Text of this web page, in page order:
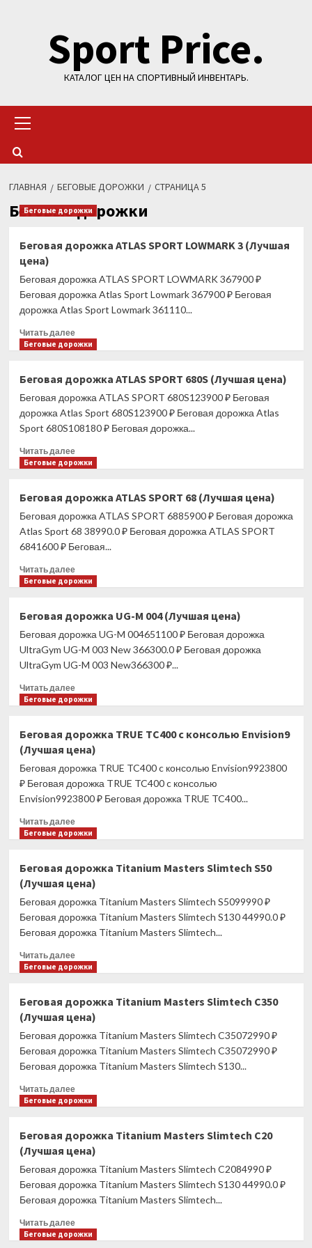
содержимомуSport Price.
КАТАЛОГ ЦЕН НА СПОРТИВНЫЙ ИНВЕНТАРЬ.
меню
ГЛАВНАЯ БЕГОВЫЕ ДОРОЖКИ СТРАНИЦА 5
Беговые дорожки
Беговые дорожки
Беговая дорожка ATLAS SPORT LOWMARK 3 (Лучшая
цена)
Беговая дорожка ATLAS SPORT LOWMARK 367900 ₽
Беговая дорожка Atlas Sport Lowmark 367900 ₽ Беговая
дорожка Atlas Sport Lowmark 361110...
Читать далееПрочитать
больше
дорожка
ATLAS
SPORT
LOWMARK
(Лучшая
цена)
Беговые дорожки
Беговая дорожка ATLAS SPORT 680S (Лучшая цена)
Беговая дорожка ATLAS SPORT 680S123900 ₽ Беговая
дорожка Atlas Sport 680S123900 ₽ Беговая дорожка Atlas
Sport 680S108180 ₽ Беговая дорожка...
Читать далееПрочитать
больше
дорожка
ATLAS
SPORT
цена)
Беговые дорожки
Беговая дорожка ATLAS SPORT 68 (Лучшая цена)
Беговая дорожка ATLAS SPORT 6885900 ₽ Беговая дорожка
Atlas Sport 68 38990.0 ₽ Беговая дорожка ATLAS SPORT
6841600 ₽ Беговая...
Читать далееПрочитать
больше
дорожка
ATLAS
SPORT
68
цена)
Беговые дорожки
Беговая дорожка UG-M 004 (Лучшая цена)
Беговая дорожка UG-M 004651100 ₽ Беговая дорожка
UltraGym UG-M 003 New 366300.0 ₽ Беговая дорожка
UltraGym UG-M 003 New366300 ₽...
Читать далееПрочитать
больше
дорожка
UG-
M
(Лучшая
цена)
Беговые дорожки
Беговая дорожка TRUE TC400 c консолью Envision9
(Лучшая цена)
Беговая дорожка TRUE TC400 c консолью Envision9923800
₽ Беговая дорожка TRUE TC400 c консолью
Envision9923800 ₽ Беговая дорожка TRUE TC400...
Читать далееПрочитать
больше
дорожка
TRUE
TC400
Envision9
(Лучшая
цена)
Беговые дорожки
Беговая дорожка Titanium Masters Slimtech S50
(Лучшая цена)
Беговая дорожка Titanium Masters Slimtech S5099990 ₽
Беговая дорожка Titanium Masters Slimtech S130 44990.0 ₽
Беговая дорожка Titanium Masters Slimtech...
Читать далееПрочитать
больше
дорожка
Titanium
Masters
Slimtech
(Лучшая
цена)
Беговые дорожки
Беговая дорожка Titanium Masters Slimtech C350
(Лучшая цена)
Беговая дорожка Titanium Masters Slimtech C35072990 ₽
Беговая дорожка Titanium Masters Slimtech C35072990 ₽
Беговая дорожка Titanium Masters Slimtech S130...
Читать далееПрочитать
больше
дорожка
Titanium
Masters
Slimtech
(Лучшая
цена)
Беговые дорожки
Беговая дорожка Titanium Masters Slimtech C20
(Лучшая цена)
Беговая дорожка Titanium Masters Slimtech C2084990 ₽
Беговая дорожка Titanium Masters Slimtech S130 44990.0 ₽
Беговая дорожка Titanium Masters Slimtech...
Читать далееПрочитать
больше
Беговые дорожки